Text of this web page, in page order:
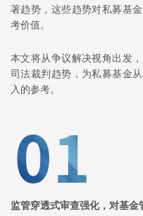
著趋势，这些趋势对私募基
考价值。
本文将从争议解决视角出发
司法裁判趋势，为私募基金
入的参考。
监管穿透式审查强化，对基